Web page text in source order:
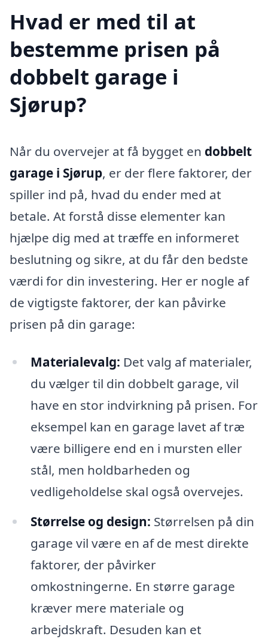
Hvad er med til at
bestemme prisen på
dobbelt garage i
Sjørup?
Når du overvejer at få bygget en dobbelt
garage i Sjørup, er der flere faktorer, der
spiller ind på, hvad du ender med at
betale. At forstå disse elementer kan
hjælpe dig med at træffe en informeret
beslutning og sikre, at du får den bedste
værdi for din investering. Her er nogle af
de vigtigste faktorer, der kan påvirke
prisen på din garage:
Materialevalg: Det valg af materialer,
du vælger til din dobbelt garage, vil
have en stor indvirkning på prisen. For
eksempel kan en garage lavet af træ
være billigere end en i mursten eller
stål, men holdbarheden og
vedligeholdelse skal også overvejes.
Størrelse og design: Størrelsen på din
garage vil være en af de mest direkte
faktorer, der påvirker
omkostningerne. En større garage
kræver mere materiale og
arbejdskraft. Desuden kan et